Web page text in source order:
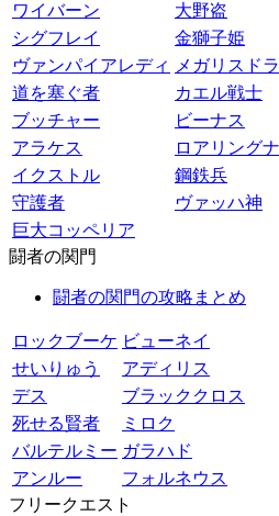
ワイバーン
大野盗
シグフレイ
金獅子姫
ヴァンパイアレディ
メガリスド
道を塞ぐ者
カエル戦士
ブッチャー
ビーナス
アラケス
ロアリング
イクストル
鋼鉄兵
守護者
ヴァッハ神
巨大コッペリア
闘者の関門
闘者の関門の攻略まとめ
ロックブーケ ビューネイ
せいりゅう
アディリス
デス
ブラッククロス
死せる賢者
ミロク
バルテルミー ガラハド
アンルー
フォルネウス
フリークエスト